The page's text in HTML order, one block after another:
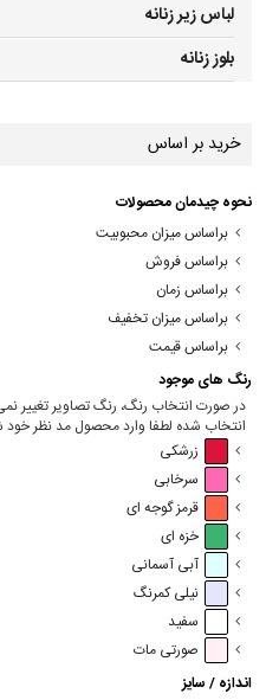
لباس زیر زنانه
بلوز زنانه
خرید بر اساس
نحوه چیدمان محصولات
براساس میزان محبوبیت
براساس فروش
براساس زمان
براساس میزان تخفیف
براساس قیمت
رنگ های موجود
در صورت انتخاب رنگ، رنگ تصاویر تغییر
انتخاب شده لطفا وارد محصول مد نظر خود
زرشکی
سرخابی
قرمز گوجه ای
خزه ای
آبی آسمانی
نیلی کمرنگ
سفید
صورتی مات
اندازه / سایز